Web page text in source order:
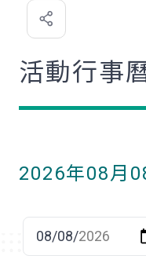
喜
歡
活動行事
2026年08月